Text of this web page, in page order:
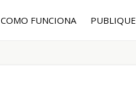
COMO FUNCIONA PUBLIQUE